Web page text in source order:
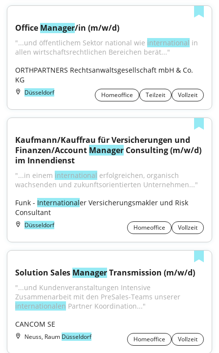
Office Manager/in (m/w/d)
"...und öffentlichem Sektor national wie international in
allen wirtschaftsrechtlichen Bereichen berät..."
ORTHPARTNERS Rechtsanwaltsgesellschaft mbH & Co.
KG
Düsseldorf Homeoffice Teilzeit Vollzeit
Kaufmann/Kauffrau für Versicherungen und
Finanzen/Account Manager Consulting (m/w/d)
im Innendienst
"...in einem international erfolgreichen, organisch
wachsenden und zukunftsorientierten Unternehmen..."
Funk - Internationaler Versicherungsmakler und Risk
Consultant
Düsseldorf Homeoffice Vollzeit
Solution Sales Manager Transmission (m/w/d)
"...und Kundenveranstaltungen Intensive
internationalen Partner Koordination..."
CANCOM SE
Neuss, Raum Düsseldorf Homeoffice Vollzeit